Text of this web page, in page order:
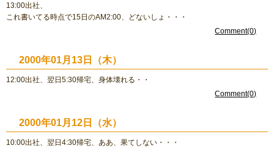
13:00出社、
これ書いてる時点で15日のAM2:00、どないしょ・・・
Comment(0)
2000年01月13日（木）
12:00出社、翌日5:30帰宅、身体壊れる・・
Comment(0)
2000年01月12日（水）
10:00出社、翌日4:30帰宅、ああ、果てしない・・・